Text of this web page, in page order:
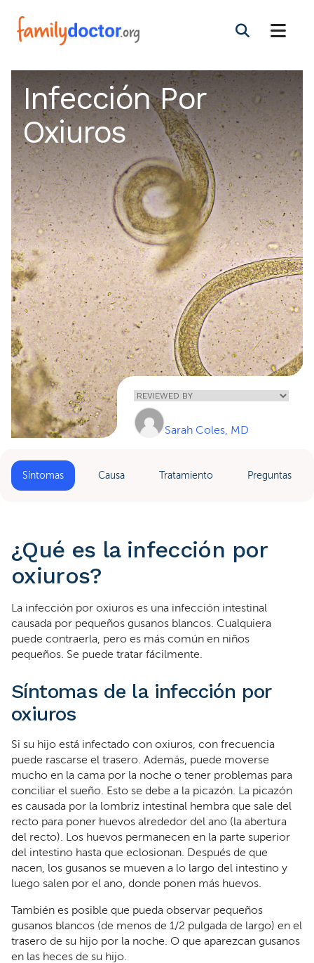
Infección Por
Oxiuros
Home »
Infección Por
Oxiuros
Sarah Coles, MD
Síntomas Causa Tratamiento Preguntas
¿Qué es la infección por
oxiuros?
La infección por oxiuros es una infección intestinal
causada por pequeños gusanos blancos. Cualquiera
puede contraerla, pero es más común en niños
pequeños. Se puede tratar fácilmente.
Síntomas de la infección por
oxiuros
Si su hijo está infectado con oxiuros, con frecuencia
puede rascarse el trasero. Además, puede moverse
mucho en la cama por la noche o tener problemas para
conciliar el sueño. Esto se debe a la picazón. La picazón
es causada por la lombriz intestinal hembra que sale del
recto para poner huevos alrededor del ano (la abertura
del recto). Los huevos permanecen en la parte superior
del intestino hasta que eclosionan. Después de que
nacen, los gusanos se mueven a lo largo del intestino y
luego salen por el ano, donde ponen más huevos.
También es posible que pueda observar pequeños
gusanos blancos (de menos de 1/2 pulgada de largo) en el
trasero de su hijo por la noche. O que aparezcan gusanos
en las heces de su hijo.